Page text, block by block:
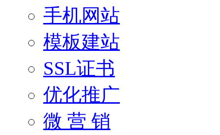
手机网站
模板建站
SSL证书
优化推广
微 营 销